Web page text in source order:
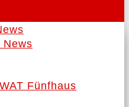
News
Fünfhaus